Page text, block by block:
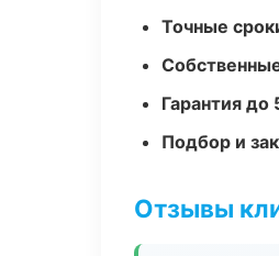
Точные
Гарантия до
Подбор и
Отзывы